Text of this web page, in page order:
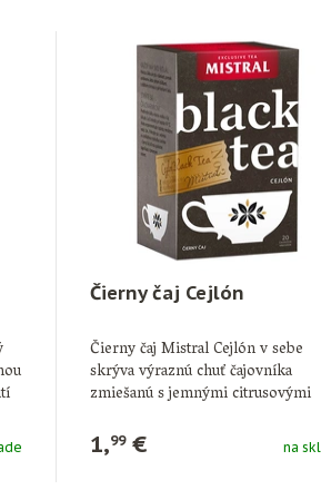
Čierny čaj Cejlón
Čierny čaj Mistral Cejlón v sebe
skrýva výraznú chuť čajovníka
zmiešanú s jemnými citrusovými
1,99€ na